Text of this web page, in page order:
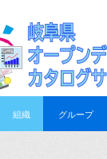
組織 グループ